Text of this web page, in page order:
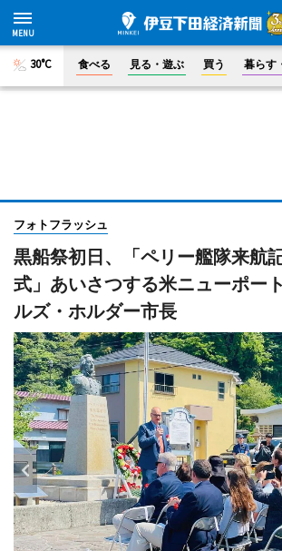
30°C 食べる 見る・遊ぶ 買う 暮らす
フォトフラッシュ
黒船祭初日、「ペリー艦隊来航
式」あいさつする米ニューポー
ルズ・ホルダー市長